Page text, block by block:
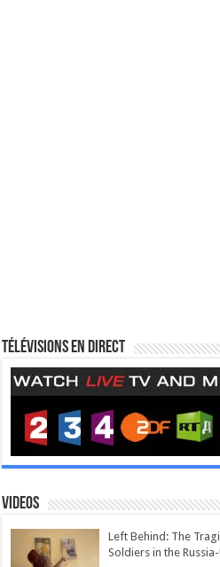
Télévisions en direct
Videos
Left Behind: The
Soldiers in the